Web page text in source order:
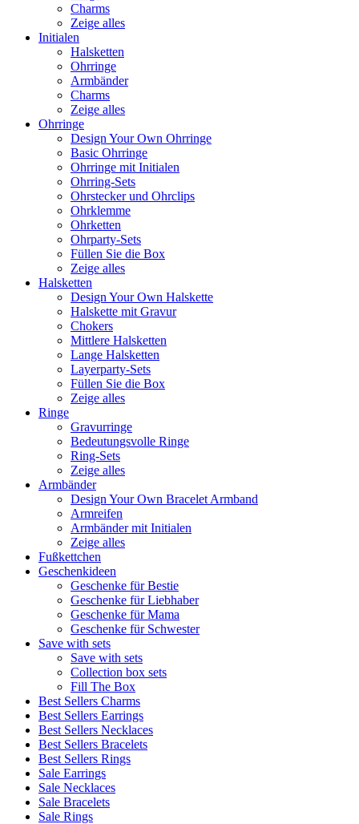
Charms
Zeige alles
Initialen
Halsketten
Ohrringe
Armbänder
Charms
Zeige alles
Ohrringe
Design Your Own Ohrringe
Basic Ohrringe
Ohrringe mit Initialen
Ohrring-Sets
Ohrstecker und Ohrclips
Ohrklemme
Ohrketten
Ohrparty-Sets
Füllen Sie die Box
Zeige alles
Halsketten
Design Your Own Halskette
Halskette mit Gravur
Chokers
Mittlere Halsketten
Lange Halsketten
Layerparty-Sets
Füllen Sie die Box
Zeige alles
Ringe
Gravurringe
Bedeutungsvolle Ringe
Ring-Sets
Zeige alles
Armbänder
Design Your Own Bracelet Armband
Armreifen
Armbänder mit Initialen
Zeige alles
Fußkettchen
Geschenkideen
Geschenke für Bestie
Geschenke für Liebhaber
Geschenke für Mama
Geschenke für Schwester
Save with sets
Save with sets
Collection box sets
Fill The Box
Best Sellers Charms
Best Sellers Earrings
Best Sellers Necklaces
Best Sellers Bracelets
Best Sellers Rings
Sale Earrings
Sale Necklaces
Sale Bracelets
Sale Rings